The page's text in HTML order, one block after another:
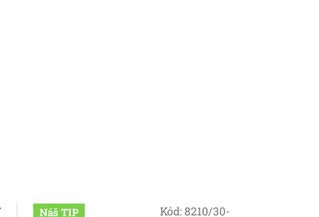
Náš TIP Kód:8210/30-